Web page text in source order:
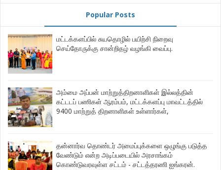
Popular Posts
மட்டக்களப்பில் சுயதொழில் பயிற்சி நிறைவு
செய்தோருக்கு சான்றிதழ் வழங்கி வைப்பு.
அம்மை அப்பன் மாற்றுத்திறனாளிகள் இல்லத்தின்
கட்டடப் பணிகள் ஆரம்பம், மட்டக்களப்பு மாவட்டத்தில்
9400 மாற்றுத் திறனாளிகள் உள்ளார்கள்,
தன்னார்வ தொண்டர் அமைப்புக்களை ஒழுங்கு படுத்த
வேண்டும் என்ற அடிப்படையில் அரசாங்கம்
கொண்டுவரவுள்ள சட்டம் - சட்டத்தரணி ஐங்கரன்.